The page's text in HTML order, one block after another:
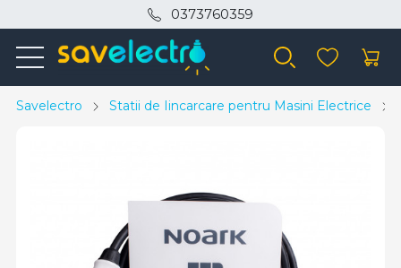
0373760359
Savelectro Statii de Iincarcare pentru Masini Electrice